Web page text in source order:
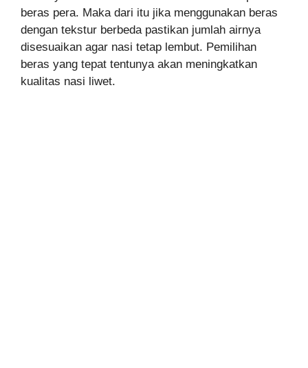
beras pera. Maka dari itu jika menggunakan beras
dengan tekstur berbeda pastikan jumlah airnya
disesuaikan agar nasi tetap lembut. Pemilihan
beras yang tepat tentunya akan meningkatkan
kualitas nasi liwet.